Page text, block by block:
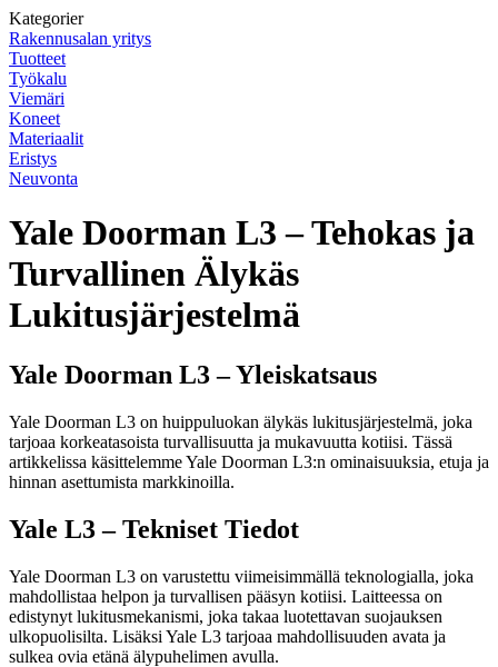
Kategorier
Rakennusalan yritys
Tuotteet
Työkalu
Viemäri
Koneet
Materiaalit
Eristys
Neuvonta
Yale Doorman L3 – Tehokas ja
Turvallinen Älykäs
Lukitusjärjestelmä
Yale Doorman L3 – Yleiskatsaus
Yale Doorman L3 on huippuluokan älykäs lukitusjärjestelmä, joka
tarjoaa korkeatasoista turvallisuutta ja mukavuutta kotiisi. Tässä
artikkelissa käsittelemme Yale Doorman L3:n ominaisuuksia, etuja ja
hinnan asettumista markkinoilla.
Yale L3 – Tekniset Tiedot
Yale Doorman L3 on varustettu viimeisimmällä teknologialla, joka
mahdollistaa helpon ja turvallisen pääsyn kotiisi. Laitteessa on
edistynyt lukitusmekanismi, joka takaa luotettavan suojauksen
ulkopuolisilta. Lisäksi Yale L3 tarjoaa mahdollisuuden avata ja
sulkea ovia etänä älypuhelimen avulla.